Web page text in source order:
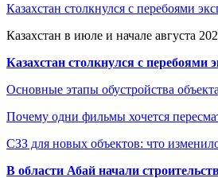
Казахстан столкнулся с перебоями
Казахстан в июле и начале августа
Казахстан столкнулся с перебоями
Основные этапы обустройства
Почему одни фильмы хочется
СЗЗ для новых объектов: что
В области Абай начали